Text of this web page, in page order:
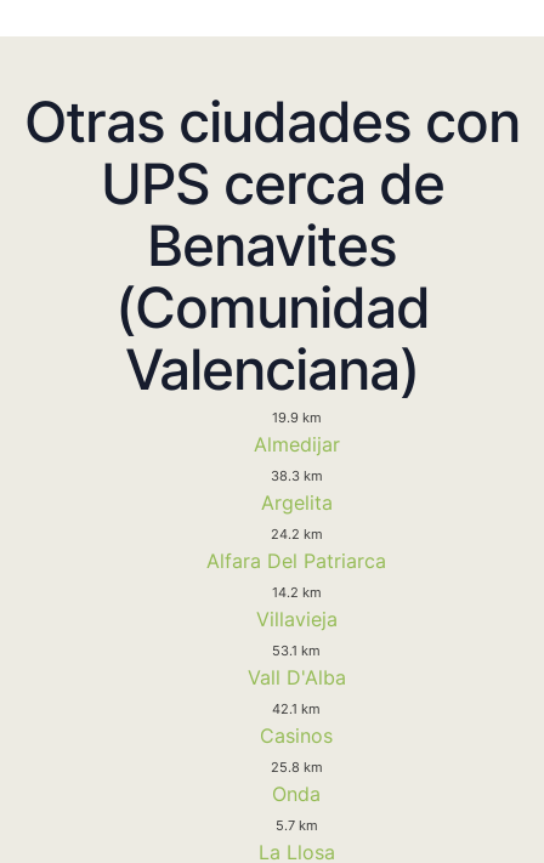
Otras ciudades con
UPS cerca de
Benavites
(Comunidad
Valenciana)
19.9 km
Almedijar
38.3 km
Argelita
24.2 km
Alfara Del Patriarca
14.2 km
Villavieja
53.1 km
Vall D'Alba
42.1 km
Casinos
25.8 km
Onda
5.7 km
La Llosa